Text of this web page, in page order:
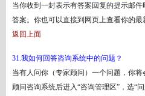
当你收到一封表示有答案回复的提示邮
答案。你也可以直接到网页上查看你的最
返回上面
31.我如何回答咨询系统中的问题？
当有人问你（专家顾问）一个问题，你
顾问咨询系统后进入 “咨询管理区”，选“